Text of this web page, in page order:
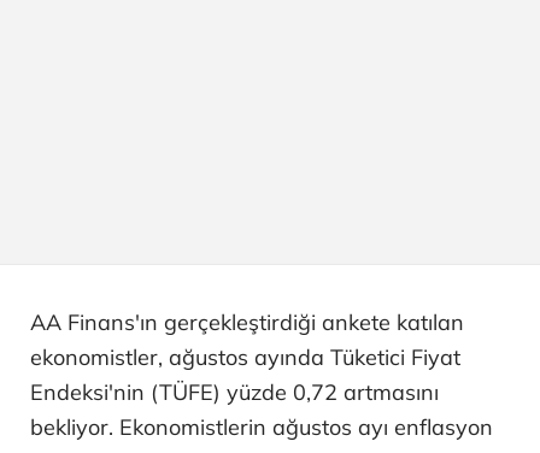
AA Finans'ın gerçekleştirdiği ankete katılan
ekonomistler, ağustos ayında Tüketici Fiyat
Endeksi'nin (TÜFE) yüzde 0,72 artmasını
bekliyor. Ekonomistlerin ağustos ayı enflasyon